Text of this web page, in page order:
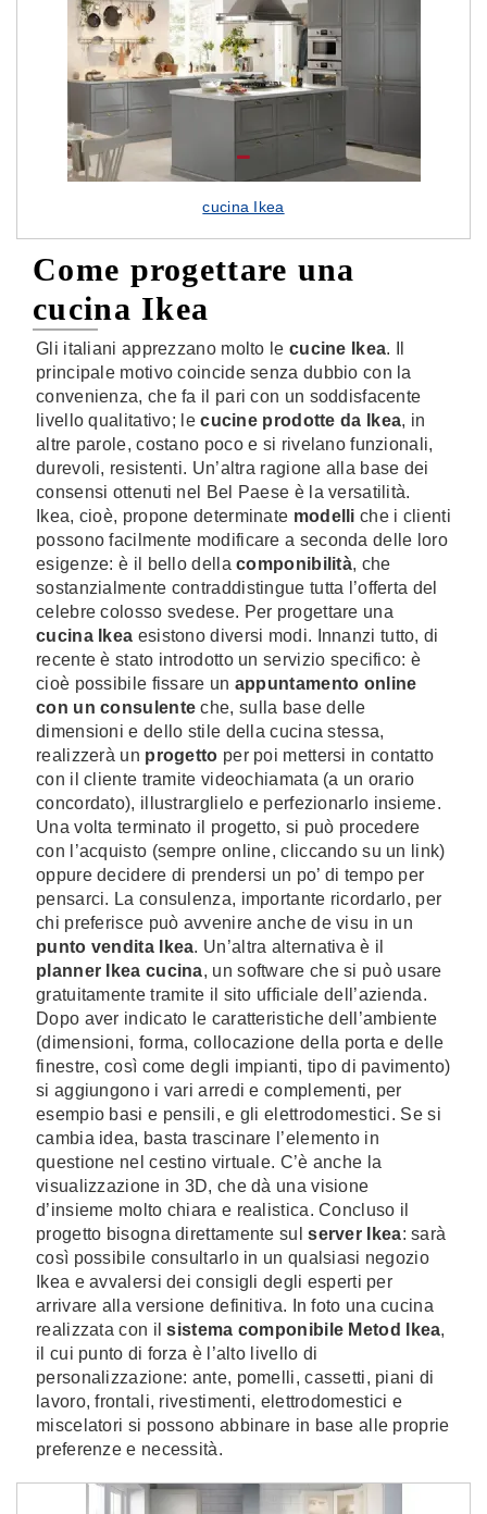
cucina Ikea
Come progettare una
cucina Ikea
Gli italiani apprezzano molto le cucine Ikea. Il
principale motivo coincide senza dubbio con la
convenienza, che fa il pari con un soddisfacente
livello qualitativo; lecucine prodotte da Ikea, in
altre parole, costano poco e si rivelano funzionali,
durevoli, resistenti. Un’altra ragione alla base dei
consensi ottenuti nel Bel Paese è la versatilità.
Ikea, cioè, propone determinate modelli che i clienti
possono facilmente modificare a seconda delle loro
esigenze: è il bello dellacomponibilità, che
sostanzialmente contraddistingue tutta l’offerta del
celebre colosso svedese. Per progettare una
cucina Ikea esistono diversi modi. Innanzi tutto, di
recente è stato introdotto un servizio specifico: è
cioè possibile fissare un appuntamento online
con un consulente che, sulla base delle
dimensioni e dello stile della cucina stessa,
realizzerà un progetto per poi mettersi in contatto
con il cliente tramite videochiamata (a un orario
concordato), illustrarglielo e perfezionarlo insieme.
Una volta terminato il progetto, si può procedere
con l’acquisto (sempre online, cliccando su un link)
oppure decidere di prendersi un po’ di tempo per
pensarci. La consulenza, importante ricordarlo, per
chi preferisce può avvenire anche de visu in un
punto vendita Ikea. Un’altra alternativa è il
planner Ikea cucina, un software che si può usare
gratuitamente tramite il sito ufficiale dell’azienda.
Dopo aver indicato le caratteristiche dell’ambiente
(dimensioni, forma, collocazione della porta e delle
finestre, così come degli impianti, tipo di pavimento)
si aggiungono i vari arredi e complementi, per
esempio basi e pensili, e gli elettrodomestici. Se si
cambia idea, basta trascinare l’elemento in
questione nel cestino virtuale. C’è anche la
visualizzazione in 3D, che dà una visione
d’insieme molto chiara e realistica. Concluso il
progetto bisogna direttamente sulserver Ikea: sarà
così possibile consultarlo in un qualsiasi negozio
Ikea e avvalersi dei consigli degli esperti per
arrivare alla versione definitiva. In foto una cucina
realizzata con ilsistema componibile Metod Ikea,
il cui punto di forza è l’alto livello di
personalizzazione: ante, pomelli, cassetti, piani di
lavoro, frontali, rivestimenti, elettrodomestici e
miscelatori si possono abbinare in base alle proprie
preferenze e necessità.